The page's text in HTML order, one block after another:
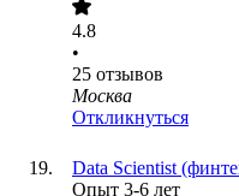
4.8
•
25 отзывов
Москва
Откликнуться
Data Scientist
Опыт 3-6 лет